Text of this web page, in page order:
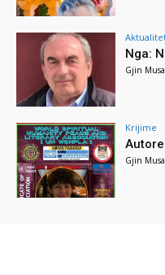
Nga:
Gjin Musa
Krijime
Gjin Musa